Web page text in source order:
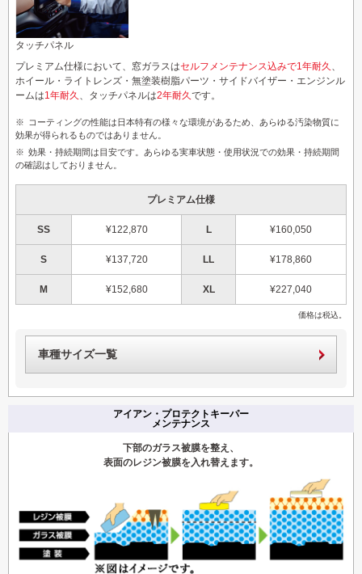
タッチパネル
プレミアム仕様において、窓ガラスはセルフメンテナンス込みで1年耐久 、
ホイール・ライトレンズ・無塗装樹脂パーツ・サイドバイザー・エンジンル
ームは1年耐久 、タッチパネルは2年耐久です。
コーティングの性能は日本特有の様々な環境があるため、あらゆる汚染物質に
効果が得られるものではありません。
効果・持続期間は目安です。あらゆる実車状態・使用状況での効果・持続期間
の確認はしておりません。
プレミアム仕様
SS ¥122,870 L ¥160,050
S ¥137,720 LL ¥178,860
M ¥152,680 XL ¥227,040
価格は税込。
車種サイズ一覧
アイアン・プロテクトキーパー
メンテナンス
下部のガラス被膜を整え、
表面のレジン被膜を入れ替えます。